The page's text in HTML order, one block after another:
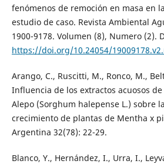
fenómenos de remoción en masa en
estudio de caso. Revista Ambiental
1900-9178. Volumen (8), Numero (2).
https://doi.org/10.24054/
Arango, C., Ruscitti, M., Ronco, M.,
Influencia de los extractos acuosos
Alepo (Sorghum halepense L.) sobre
crecimiento de plantas de Mentha x
Argentina 32(78): 22-29.
Blanco, Y., Hernández, I., Urra, I.,